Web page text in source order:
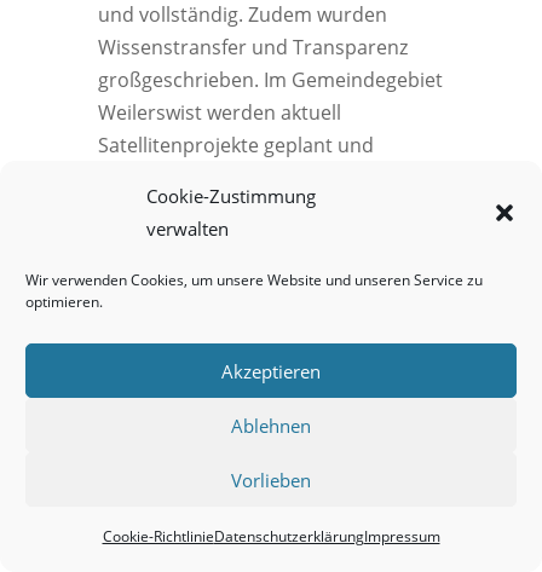
Cookie-Zustimmung
verwalten
Wir verwenden Cookies, um unsere Website und unseren Service zu
optimieren.
Akzeptieren
Ablehnen
Vorlieben
Cookie-RichtlinieDatenschutzerklärungImpressum
und vollständig. Zudem wurden
Wissenstransfer und Transparenz
großgeschrieben. Im Gemeindegebiet
Weilerswist werden aktuell
Satellitenprojekte geplant und
Brückenbauwerke an denen die
Durchflussquerschnitte im Zuge von
Ersatzneubauten stark vergrößert
werden, um Rückstau und damit
Überschwemmungen zu verhindern.
Bei den Oberlaufkommunen werden
dagegen Rückhaltebecken
vorgesehen, welche, wie unser
Becken in Horchheim, dann wieder
Jeder seinen Beitrag für den Erfolg